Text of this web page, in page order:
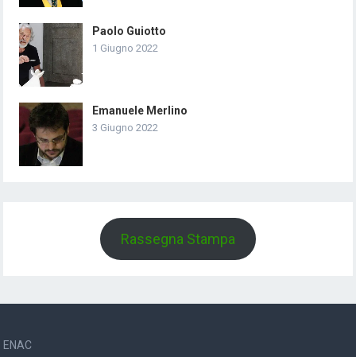
Paolo Guiotto
1 Giugno 2022
Emanuele Merlino
3 Giugno 2022
Rassegna Stampa
ENAC